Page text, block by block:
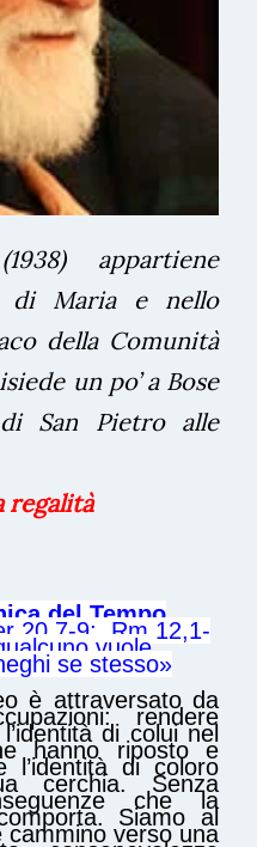
(1938) appartiene
di Maria e nello
della Comunità
un po’ a Bose
San Pietro alle
regalità
del Tempo
20,7-9; Rm 12,1-
vuole
se stesso»
è attraversato da
rendere
di colui nel
hanno riposto e
l’identità di coloro
cerchia. Senza
che la
Siamo al
cammino verso una